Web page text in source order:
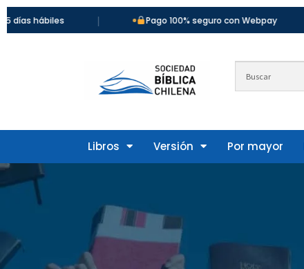
| Pago 100% seguro con Webpay |
Libros Versión Por mayor